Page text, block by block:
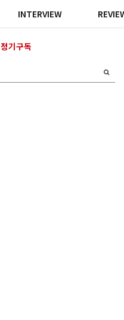
정기구독
INTERVIEW